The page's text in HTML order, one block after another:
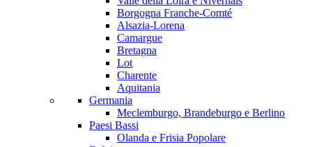
Borgogna Franche-Comté
Alsazia-Lorena
Camargue
Bretagna
Lot
Charente
Aquitania
Germania
Meclemburgo, Brandeburgo e Berlino
Paesi Bassi
Olanda e Frisia Popolare